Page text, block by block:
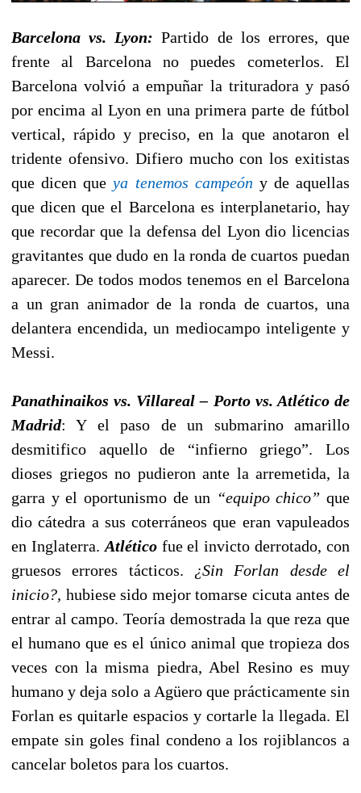
Barcelona vs. Lyon: Partido de los errores, que
frente al Barcelona no puedes cometerlos. El
Barcelona volvió a empuñar la trituradora y pasó
por encima al Lyon en una primera parte de fútbol
vertical, rápido y preciso, en la que anotaron el
tridente ofensivo. Difiero mucho con los exitistas
que dicen queya tenemos campeón y de aquellas
que dicen que el Barcelona es interplanetario, hay
que recordar que la defensa del Lyon dio licencias
gravitantes que dudo en la ronda de cuartos puedan
aparecer. De todos modos tenemos en el Barcelona
a un gran animador de la ronda de cuartos, una
delantera encendida, un mediocampo inteligente y
Messi.
Panathinaikos vs. Villareal – Porto vs. Atlético de
Madrid: Y el paso de un submarino amarillo
desmitifico aquello de “infierno griego”. Los
dioses griegos no pudieron ante la arremetida, la
garra y el oportunismo de un “equipo chico” que
dio cátedra a sus coterráneos que eran vapuleados
en Inglaterra. Atléticofue el invicto derrotado, con
gruesos errores tácticos. ¿Sin Forlan desde el
inicio?, hubiese sido mejor tomarse cicuta antes de
entrar al campo. Teoría demostrada la que reza que
el humano que es el único animal que tropieza dos
veces con la misma piedra, Abel Resino es muy
humano y deja solo a Agüero que prácticamente sin
Forlan es quitarle espacios y cortarle la llegada. El
empate sin goles final condeno a los rojiblancos a
cancelar boletos para los cuartos.